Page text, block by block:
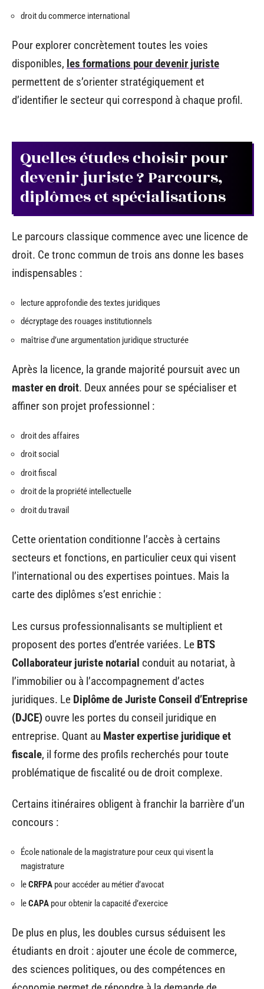
droit du commerce international
Pour explorer concrètement toutes les voies
disponibles, les formations pour devenir juriste
permettent de s’orienter stratégiquement et
d’identifier le secteur qui correspond à chaque profil.
Quelles études choisir pour
devenir juriste ? Parcours,
diplômes et spécialisations
Le parcours classique commence avec une licence de
droit. Ce tronc commun de trois ans donne les bases
indispensables :
lecture approfondie des textes juridiques
décryptage des rouages institutionnels
maîtrise d’une argumentation juridique structurée
Après la licence, la grande majorité poursuit avec un
master en droit. Deux années pour se spécialiser et
affiner son projet professionnel :
droit des affaires
droit social
droit fiscal
droit de la propriété intellectuelle
droit du travail
Cette orientation conditionne l’accès à certains
secteurs et fonctions, en particulier ceux qui visent
l’international ou des expertises pointues. Mais la
carte des diplômes s’est enrichie :
Les cursus professionnalisants se multiplient et
proposent des portes d’entrée variées. Le BTS
Collaborateur juriste notarial conduit au notariat, à
l’immobilier ou à l’accompagnement d’actes
juridiques. Le Diplôme de Juriste Conseil d’Entreprise
(DJCE) ouvre les portes du conseil juridique en
entreprise. Quant au Master expertise juridique et
fiscale, il forme des profils recherchés pour toute
problématique de fiscalité ou de droit complexe.
Certains itinéraires obligent à franchir la barrière d’un
concours :
École nationale de la magistrature pour ceux qui visent la
magistrature
leCRFPA pour accéder au métier d’avocat
leCAPA pour obtenir la capacité d’exercice
De plus en plus, les doubles cursus séduisent les
étudiants en droit : ajouter une école de commerce,
des sciences politiques, ou des compétences en